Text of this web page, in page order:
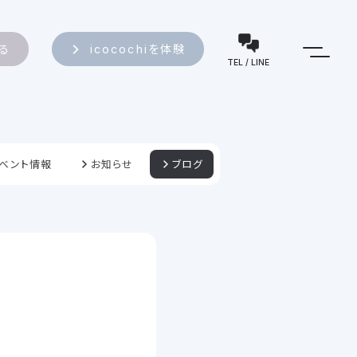
TEL / LINE
icocochiを体験
ント情報 お知らせ ブログ